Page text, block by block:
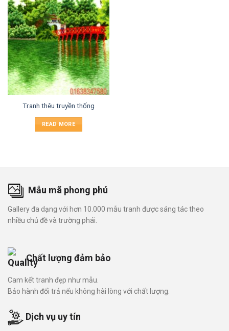
Tranh thêu truyền thống
READ MORE
Mẫu mã phong phú
Gallery đa dạng với hơn 10.000 mẫu tranh được sáng tác theo
nhiều chủ đề và trường phái.
Chất lượng đảm bảo
Cam kết tranh đẹp như mẫu.
Bảo hành đổi trả nếu không hài lòng với chất lượng.
Dịch vụ uy tín